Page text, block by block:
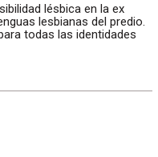
lésbica en la ex
lesbianas del predio.
todas las identidades